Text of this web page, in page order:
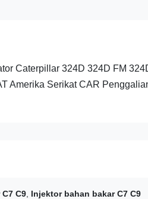
Caterpillar 324D 324D FM
Amerika Serikat CAR
C9 Injektor bahan bakar C7 C9